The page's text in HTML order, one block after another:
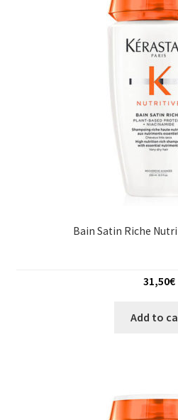
Bain Satin Riche
31,50€
Add to